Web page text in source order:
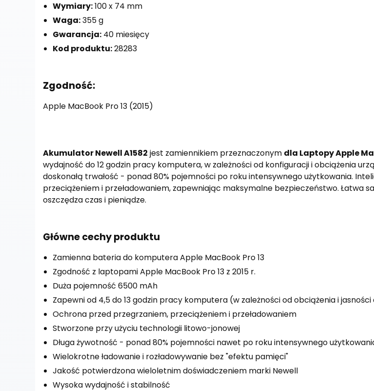
Wymiary:100 x 74 mm
Waga:355 g
Gwarancja: 40 miesięcy
Kod produktu:28283
Zgodność:
Apple MacBook Pro 13 (2015)
Akumulator Newell A1582 jest zamiennikiem przeznaczonym dla Laptopy Apple
wydajność do 12 godzin pracy komputera, w zależności od konfiguracji i obciążenia
doskonałą trwałość - ponad 80% pojemności po roku intensywnego użytkowania.
przeciążeniem i przeładowaniem, zapewniając maksymalne bezpieczeństwo. Łatwa
oszczędza czas i pieniądze.
Główne cechy produktu
Zamienna bateria do komputera Apple MacBook Pro 13
Zgodność z laptopami Apple MacBook Pro 13 z 2015 r.
Duża pojemność 6500 mAh
Zapewni od 4,5 do 13 godzin pracy komputera (w zależności od obciążenia i
Ochrona przed przegrzaniem, przeciążeniem i przeładowaniem
Stworzone przy użyciu technologii litowo-jonowej
Długa żywotność - ponad 80% pojemności nawet po roku intensywnego
Wielokrotne ładowanie i rozładowywanie bez "efektu pamięci"
Jakość potwierdzona wieloletnim doświadczeniem marki Newell
Wysoka wydajność i stabilność